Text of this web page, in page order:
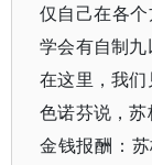
仅自己在各
学会有自制九
在这里，我
色诺芬说，
金钱报酬：